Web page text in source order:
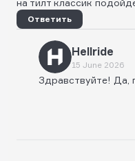
Ответить
Hellride
15 June 2026
Здравствуйте! Да,